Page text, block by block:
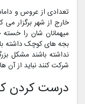
تعدادی از عروس و
خارج از شهر برگزار
میهمانان شان را
بجه های کوچک داشته
نداشته باشند مشکل
شرکت کنند نباید از آن
درست کردن